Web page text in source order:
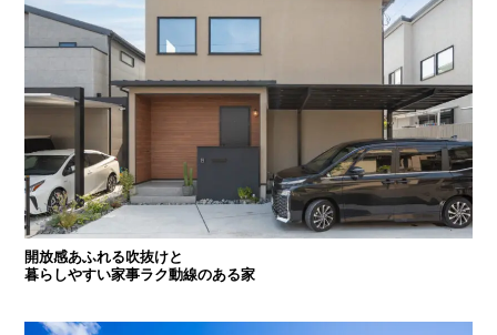
開放感あふれる吹抜けと
暮らしやすい家事ラク動線のある家